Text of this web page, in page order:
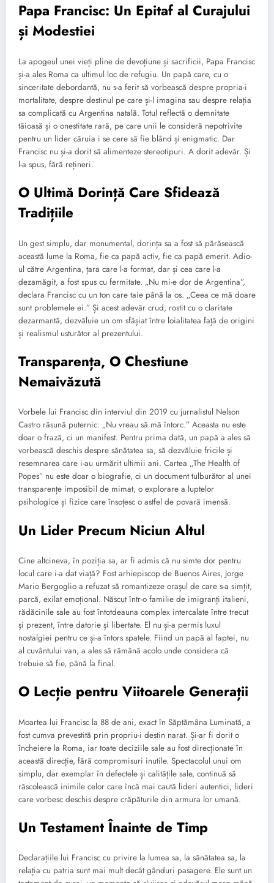
Papa Francisc: Un Epitaf al Curajului
și Modestiei
La apogeul unei vieți pline de devoțiune și sacrificii, Papa Francisc
și-a ales Roma ca ultimul loc de refugiu. Un papă care, cu o
sinceritate debordantă, nu s-a ferit să vorbească despre propria-i
mortalitate, despre destinul pe care și-l imagina sau despre relația
sa complicată cu Argentina natală. Totul reflectă o demnitate
tăioasă și o onestitate rară, pe care unii le consideră nepotrivite
pentru un lider căruia i se cere să fie blând și enigmatic. Dar
Francisc nu și-a dorit să alimenteze stereotipuri. A dorit adevăr. Și
l-a spus, fără rețineri.
O Ultimă Dorință Care Sfidează
Tradițiile
Un gest simplu, dar monumental, dorința sa a fost să părăsească
această lume la Roma, fie ca papă activ, fie ca papă emerit. Adio-
ul către Argentina, țara care l-a format, dar și cea care l-a
dezamăgit, a fost spus cu fermitate. „Nu mi-e dor de Argentina”,
declara Francisc cu un ton care taie până la os. „Ceea ce mă doare
sunt problemele ei.” Și acest adevăr crud, rostit cu o claritate
dezarmantă, dezvăluie un om sfâșiat între loialitatea față de origini
și realismul usturător al prezentului.
Transparența, O Chestiune
Nemaivăzută
Vorbele lui Francisc din interviul din 2019 cu jurnalistul Nelson
Castro răsună puternic: „Nu vreau să mă întorc.” Aceasta nu este
doar o frază, ci un manifest. Pentru prima dată, un papă a ales să
vorbească deschis despre sănătatea sa, să dezvăluie fricile și
resemnarea care i-au urmărit ultimii ani. Cartea „The Health of
Popes” nu este doar o biografie, ci un document tulburător al unei
transparențe imposibil de mimat, o explorare a luptelor
psihologice și fizice care însoțesc o astfel de povară imensă.
Un Lider Precum Niciun Altul
Cine altcineva, în poziția sa, ar fi admis că nu simte dor pentru
locul care i-a dat viață? Fost arhiepiscop de Buenos Aires, Jorge
Mario Bergoglio a refuzat să romantizeze orașul de care s-a simțit,
parcă, exilat emoțional. Născut într-o familie de imigranți italieni,
rădăcinile sale au fost întotdeauna complex intercalate între trecut
și prezent, între datorie și libertate. El nu și-a permis luxul
nostalgiei pentru ce și-a întors spatele. Fiind un papă al faptei, nu
al cuvântului van, a ales să rămână acolo unde considera că
trebuie să fie, până la final.
O Lecție pentru Viitoarele Generații
Moartea lui Francisc la 88 de ani, exact în Săptămâna Luminată, a
fost cumva prevestită prin propriu-i destin narat. Și-ar fi dorit o
încheiere la Roma, iar toate deciziile sale au fost direcționate în
această direcție, fără compromisuri inutile. Spectacolul unui om
simplu, dar exemplar în defectele și calitățile sale, continuă să
răscolească inimile celor care încă mai caută lideri autentici, lideri
care vorbesc deschis despre crăpăturile din armura lor umană.
Un Testament Înainte de Timp
Declarațiile lui Francisc cu privire la lumea sa, la sănătatea sa, la
relația cu patria sunt mai mult decât gânduri pasagere. Ele sunt un